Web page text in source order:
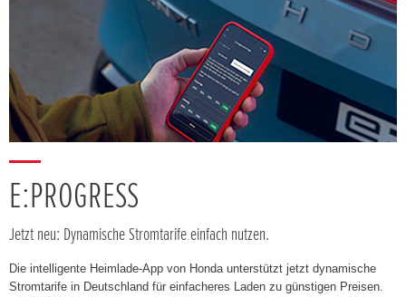
E:PROGRESS
Jetzt neu: Dynamische Stromtarife einfach nutzen.
Die intelligente Heimlade-App von Honda unterstützt jetzt dynamische
Stromtarife in Deutschland für einfacheres Laden zu günstigen Preisen.